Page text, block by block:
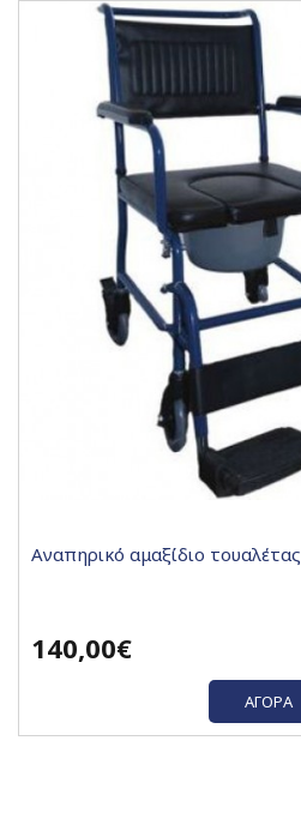
Αναπηρικό αμαξίδιο τουαλέτας
140,00€
ΑΓΟΡΆ